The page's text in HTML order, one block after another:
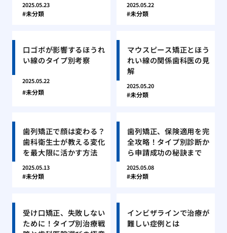
2025.05.23
未分類
2025.05.22
未分類
口ゴボが影響するほうれ
い線のタイプ別考察
2025.05.22
未分類
マウスピース矯正とほう
れい線の関係歯科医の見
解
2025.05.20
未分類
歯列矯正で顔は変わる？
歯科衛生士が教える変化
を最大限に活かす方法
2025.05.13
未分類
歯列矯正、保険適用を完
全攻略！タイプ別診断か
ら申請成功の秘訣まで
2025.05.08
未分類
受け口矯正、失敗しない
ために！タイプ別治療戦
インビザラインで治療が
難しい症例とは